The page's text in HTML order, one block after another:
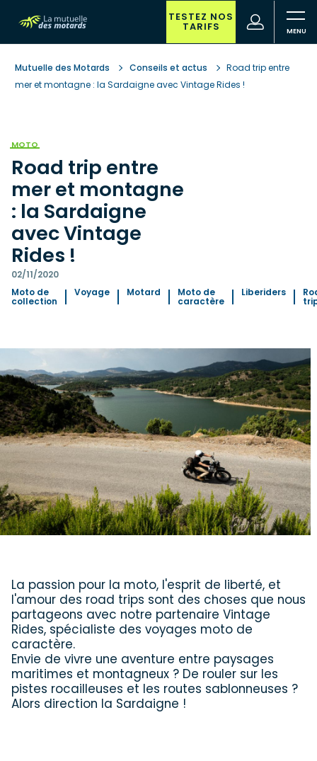
contenu
principal recherche
TESTEZ NOS
TARIFS
(nouvelle
fenêtre)
Mutuelle des Motards Conseils et actus
Road trip entre
mer et montagne : la Sardaigne avec Vintage Rides !
MOTO
Road trip entre
mer et montagne
: la Sardaigne
avec Vintage
Rides !
02/11/2020
Moto de
collection
Voyage Motard Moto de
caractère
Liberiders
La passion pour la moto, l'esprit de liberté, et
l'amour des road trips sont des choses que nous
partageons avec notre partenaire Vintage
Rides, spécialiste des voyages moto de
caractère.
Envie de vivre une aventure entre paysages
maritimes et montagneux ? De rouler sur les
pistes rocailleuses et les routes sablonneuses ?
Alors direction la Sardaigne !